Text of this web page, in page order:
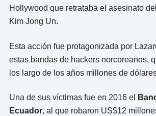
Hollywood que retrataba el asesinato
Kim Jong Un.
Esta acción fue protagonizada por
estas bandas de hackers norcoreanos,
los largo de los años millones de
Una de sus víctimas fue en 2016 el
Ecuador, al que robaron US$12